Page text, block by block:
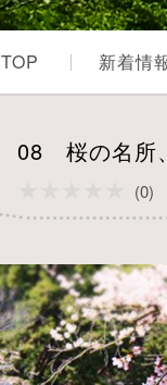
TOP 新着情
08 桜の名所
(0)